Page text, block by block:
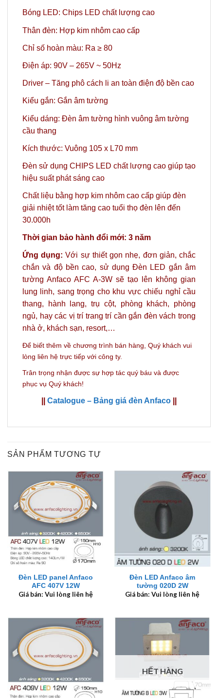
Bóng LED: Chips LED chất lượng cao
Thân đèn: Hợp kim nhôm cao cấp
Chỉ số hoàn màu: Ra ≥ 80
Điện áp: 90V – 265V ~ 50Hz
Driver – Tăng phô cách li an toàn điện độ bền cao
Kiểu gắn: Gắn âm tường
Kiểu dáng: Đèn âm tường hình vuông âm tường
cầu thang
Kích thước: Vuông 105 x L70 mm
Đèn sử dụng CHIPS LED chất lượng cao giúp tạo
hiệu suất phát sáng cao
Chất liệu bằng hợp kim nhôm cao cấp giúp đèn
giải nhiệt tốt làm tăng cao tuổi thọ đèn lên đến
30.000h
Thời gian bảo hành đổi mới: 3 năm
Ứng dụng: Với sự thiết gọn nhẹ, đơn giản, chắc
chắn và độ bền cao, sử dụng Đèn LED gắn âm
tường Anfaco AFC A-3W sẽ tạo lên không gian
lung linh, sang trọng cho khu vực chiếu nghỉ cầu
thang, hành lang, trụ cột, phòng khách, phòng
ngủ, hay các vị trí trang trí cần gắn đèn vách trong
nhà ở, khách sạn, resort,…
Để biết thêm về chương trình bán hàng, Quý khách vui
lòng liên hệ trực tiếp với công ty.
Trân trọng nhận được sự hợp tác quý báu và được
phục vụ Quý khách!
Catalogue – Bảng giá đèn Anfaco
SẢN PHẨM TƯƠNG TỰ
Đèn LED panel Anfaco
AFC 407V 12W
Giá bán: Vui lòng liên hệ
Đèn LED Anfaco âm
tường 020D 2W
Giá bán: Vui lòng liên hệ
HẾT HÀNG